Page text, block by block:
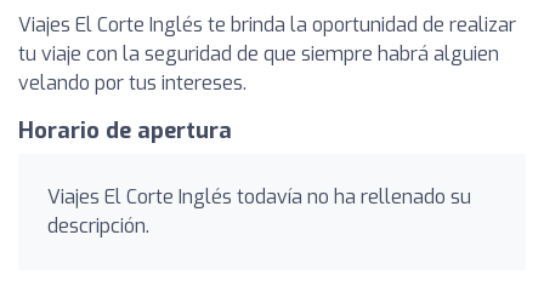
Viajes El Corte Inglés te brinda la oportunidad de realizar
tu viaje con la seguridad de que siempre habrá alguien
velando por tus intereses.
Horario de apertura
Viajes El Corte Inglés todavía no ha rellenado su
descripción.